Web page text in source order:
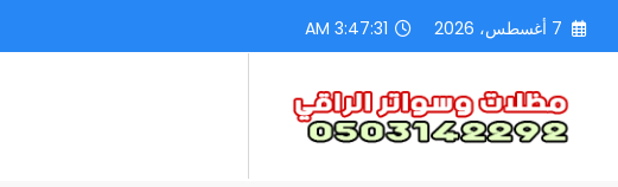
التجاوز
7 أغسطس، 2026 3:47:33 AM